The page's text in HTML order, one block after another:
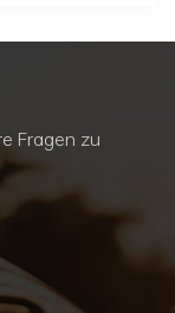
Fragen zu